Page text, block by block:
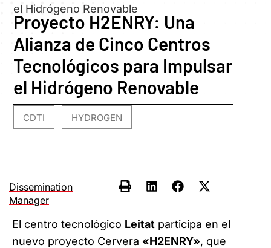
el Hidrógeno Renovable
Proyecto H2ENRY: Una
Alianza de Cinco Centros
Tecnológicos para Impulsar
el Hidrógeno Renovable
CDTI HYDROGEN
Dissemination
Manager
El centro tecnológico Leitat participa en el
nuevo proyecto Cervera «H2ENRY», que